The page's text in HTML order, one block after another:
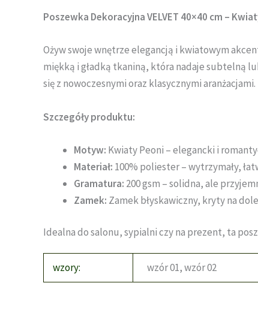
Poszewka Dekoracyjna VELVET 40×40 cm –
Ożyw swoje wnętrze elegancją i kwiatowym
miękką i gładką tkaniną, która nadaje subtelną
się z nowoczesnymi oraz klasycznymi aranżacjami.
Szczegóły produktu:
Motyw: Kwiaty Peoni – elegancki i
Materiał: 100% poliester – wytrzymały,
Gramatura: 200 gsm – solidna, ale
Zamek: Zamek błyskawiczny, kryty na
Idealna do salonu, sypialni czy na prezent, ta
wzory: wzór 01, wzór 02